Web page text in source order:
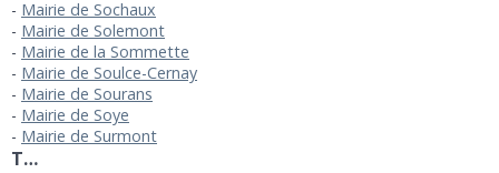
Mairie de Sochaux
Mairie de Solemont
Mairie de la Sommette
Mairie de Soulce-Cernay
Mairie de Sourans
Mairie de Soye
Mairie de Surmont
T…